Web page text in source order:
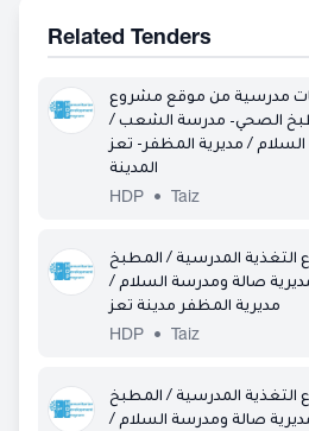
Related Tenders
مدرسية من موقع مشروع
الصحي– مدرسة الشعب /
/ مديرية المظفر- تعز
المدينة
HDP
• Taiz
التغذية المدرسية / المطبخ
صالة ومدرسة السلام /
مديرية المظفر مدينة تعز
HDP
• Taiz
المدرسية / المطبخ
صالة ومدرسة السلام /